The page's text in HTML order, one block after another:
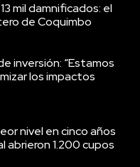
mil damnificados: el
de Coquimbo
inversión: “Estamos
los impactos
nivel en cinco años
abrieron 1.200 cupos